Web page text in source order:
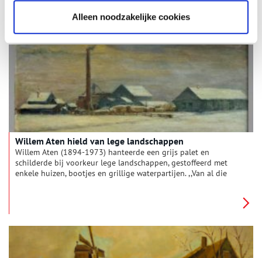
Alleen noodzakelijke cookies
verborgen heeft gezeten achter metalen beplating, onthuld.
Willem Aten hield van lege landschappen
Willem Aten (1894-1973) hanteerde een grijs palet en
schilderde bij voorkeur lege landschappen, gestoffeerd met
enkele huizen, bootjes en grillige waterpartijen. ,,Van al die
Aten koos voor een sober realisme zonder tierlantijnen en
volgde daarmee een trend in de Zaanse schilderkunst die in de
jaren twintig en dertig in zwang was.